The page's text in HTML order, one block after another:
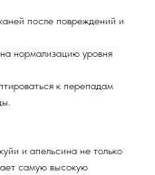
после повреждений и
нормализацию уровня
к перепадам
и апельсина не только
самую высокую